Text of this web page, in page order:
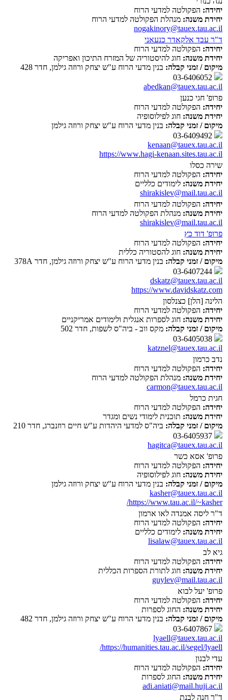
יחידה: הפקולטה למדעי הרוח
יחידת משנה: מנהלת הפקולטה למדעי הרוח
nogakinory@tauex.tau.ac.il
ד"ר עבד אלקאדר כנעאני
יחידה: הפקולטה למדעי הרוח
יחידת משנה: חוג להיסטוריה של המזרח התיכון ואפריקה
מיקום / זמני קבלה: בנין מדעי הרוח ע"ש יצחק ורוזה גילמן, חדר 428
abedkan@tauex.tau.ac.il
פרופ' חגי כנען
יחידה: הפקולטה למדעי הרוח
יחידת משנה: חוג לפילוסופיה
מיקום / זמני קבלה: בנין מדעי הרוח ע"ש יצחק ורוזה גילמן
kenaan@tauex.tau.ac.il
https://www.hagi-kenaan.sites.tau.ac.il
שירה כסלו
יחידה: הפקולטה למדעי הרוח
יחידת משנה: לימודים כלליים
shirakislev@mail.tau.ac.il
יחידה: הפקולטה למדעי הרוח
יחידת משנה: מנהלת הפקולטה למדעי הרוח
shirakislev@mail.tau.ac.il
פרופ' דוד כץ
יחידה: הפקולטה למדעי הרוח
יחידת משנה: חוג להסטוריה כללית
מיקום / זמני קבלה: בנין מדעי הרוח ע"ש יצחק ורוזה גילמן, חדר 378A
dskatz@tauex.tau.ac.il
https://www.davidskatz.com
הלינה [הלן] כצנלסון
יחידה: הפקולטה למדעי הרוח
יחידת משנה: חוג לספרות אנגלית ולימודים אמריקניים
מיקום / זמני קבלה: מקס ווב - ביה"ס לשפות, חדר 502
katznel@tauex.tau.ac.il
נדב כרמון
יחידה: הפקולטה למדעי הרוח
יחידת משנה: מנהלת הפקולטה למדעי הרוח
carmon@tauex.tau.ac.il
חגית כרמל
יחידה: הפקולטה למדעי הרוח
יחידת משנה: תוכנית לימודי נשים ומגדר
מיקום / זמני קבלה: ביה"ס למדעי היהדות ע"ש חיים רוזנברג, חדר 210
hagitca@tauex.tau.ac.il
פרופ' אסא כשר
יחידה: הפקולטה למדעי הרוח
יחידת משנה: חוג לפילוסופיה
מיקום / זמני קבלה: בנין מדעי הרוח ע"ש יצחק ורוזה גילמן
kasher@tauex.tau.ac.il
https://www.tau.ac.il/~kasher/
ד"ר ליסה אמנדה לאו ארמון
יחידה: הפקולטה למדעי הרוח
יחידת משנה: לימודים כלליים
lisalaw@tauex.tau.ac.il
גיא לב
יחידה: הפקולטה למדעי הרוח
יחידת משנה: חוג לתורת הספרות הכללית
guylev@mail.tau.ac.il
פרופ' יעל לבוא
יחידה: הפקולטה למדעי הרוח
יחידת משנה: החוג לספרות
מיקום / זמני קבלה: בנין מדעי הרוח ע"ש יצחק ורוזה גילמן, חדר 482
lyaell@tauex.tau.ac.il
https://humanities.tau.ac.il/segel/lyaell/
עדי לבנון
יחידה: הפקולטה למדעי הרוח
יחידת משנה: החוג לספרות
adi.aniati@mail.huji.ac.il
ד"ר חנה לבנת